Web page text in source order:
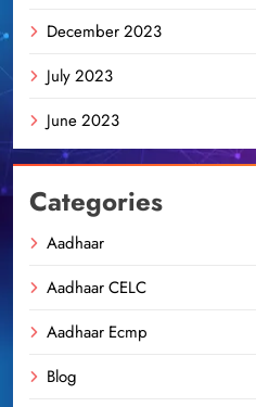
December 2023
July 2023
June 2023
Categories
Aadhaar
Aadhaar CELC
Aadhaar Ecmp
Blog